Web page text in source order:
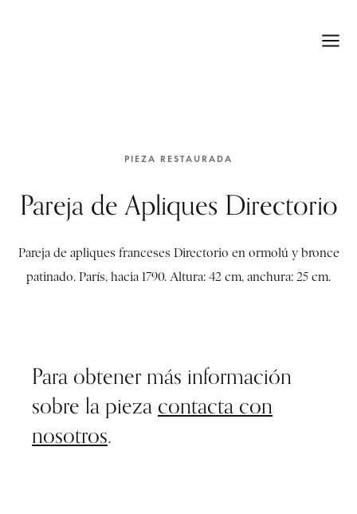
PIEZA RESTAURADA
Pareja de Apliques Directorio
Pareja de apliques franceses Directorio en ormolú y bronce
patinado. París, hacia 1790. Altura: 42 cm, anchura: 25 cm.
Para obtener más información
sobre la pieza contacta con
nosotros.